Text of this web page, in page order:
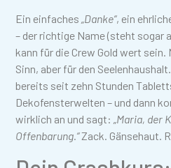
Ein einfaches „Danke“, ein
– der richtige Name (steht sogar
kann für die Crew Gold wert
Sinn, aber für den
bereits seit zehn Stunden
Dekofensterwelten – und dann
wirklich an und sagt: „Maria, der
Offenbarung.“Zack. Gänsehaut.